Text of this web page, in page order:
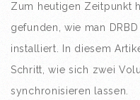
Zum heutigen Zeitpunkt
gefunden, wie man
installiert. In diesem
Schritt, wie sich zwei
synchronisieren lassen.